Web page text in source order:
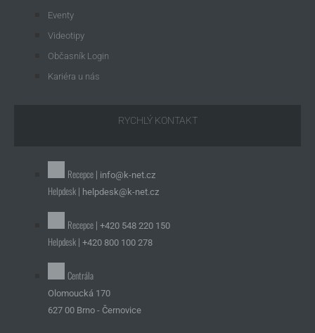
Eventy
Videotipy
Občasník Login
Kariéra u nás
RYCHLÝ KONTAKT
Recepce | info@k-net.cz
Helpdesk | helpdesk@k-net.cz
Recepce | +420 548 220 150
Helpdesk | +420 800 100 278
Centrála
Olomoucká 170
627 00 Brno - Černovice